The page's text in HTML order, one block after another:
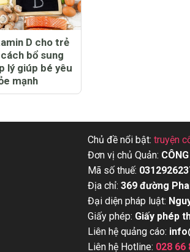
D cho trẻ
bổ sung
lý giúp bé yêu
mạnh
Chủ đề nổi bật: truyện
Đơn vị chủ Quản:
Mã số thuế:
Địa chỉ: 369 đường
Đại diện pháp luật:
Giấy phép: Giấy phép
Liên hệ quảng cáo:
Liên hệ Hotline: 028 66